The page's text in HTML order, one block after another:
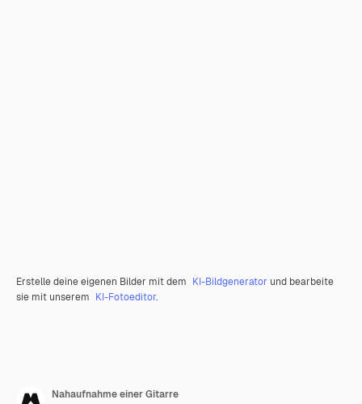
Erstelle deine eigenen Bilder mit dem KI-Bildgenerator und bearbeite
sie mit unserem KI-Fotoeditor.
Nahaufnahme einer Gitarre